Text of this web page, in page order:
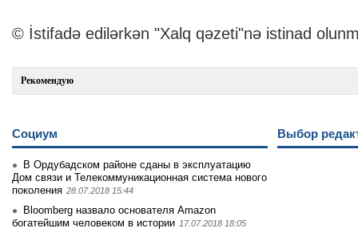
© İstifadə edilərkən "Xalq qəzeti"nə istinad
Рекомендую
Социум
В Ордубадском районе сданы в эксплуатацию
Дом связи и Телекоммуникационная система нового
поколения 28.07.2018 15:44
Bloomberg назвало основателя Amazon
богатейшим человеком в истории 17.07.2018 18:05
Выбор